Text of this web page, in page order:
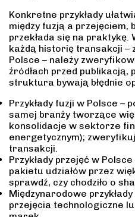
Konkretne przykłady
między fuzją a przejęciem,
przekłada się na praktykę.
każdą historię transakcji –
Polsce – należy
źródłach przed publikacją,
struktura bywają błędnie
Przykłady fuzji w Polsce –
samej branży tworzące
konsolidacje w sektorze
energetycznym);
transakcji.
Przykłady przejęć w
pakietu udziałów przez
sprawdź, czy chodziło o
Międzynarodowe
przejęcia technologiczne